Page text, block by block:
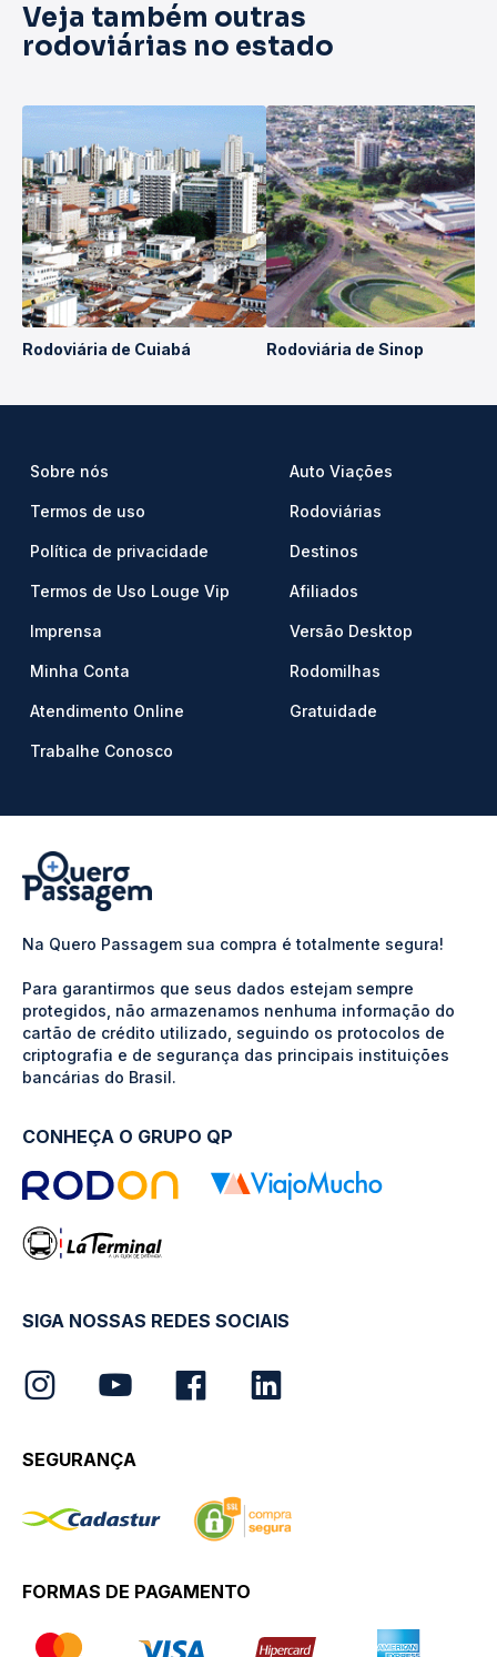
Veja também outras
rodoviárias no estado
Rodoviária de Cuiabá Rodoviária de Sinop
Sobre nós
Termos de uso
Política de privacidade
Termos de Uso Louge Vip
Imprensa
Minha Conta
Atendimento Online
Trabalhe Conosco
Auto Viações
Rodoviárias
Destinos
Afiliados
Versão Desktop
Rodomilhas
Gratuidade
Na Quero Passagem sua compra é totalmente segura!
Para garantirmos que seus dados estejam sempre
protegidos, não armazenamos nenhuma informação do
cartão de crédito utilizado, seguindo os protocolos de
criptografia e de segurança das principais instituições
bancárias do Brasil.
CONHEÇA O GRUPO QP
SIGA NOSSAS REDES SOCIAIS
SEGURANÇA
FORMAS DE PAGAMENTO